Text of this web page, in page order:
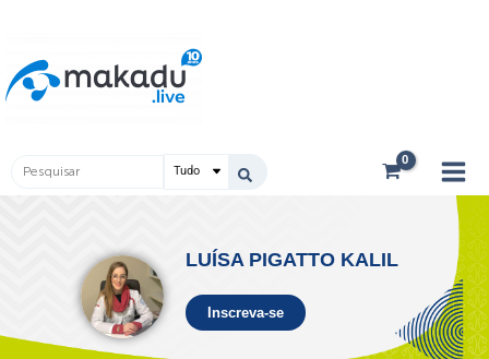
conteúdo
Pesquisar
LUÍSA PIGATTO KALIL
Inscreva-se